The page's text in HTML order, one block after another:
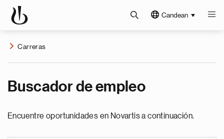
Candean
Carreras
Buscador de empleo
Encuentre oportunidades en Novartis a continuación.